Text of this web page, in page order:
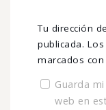
Tu dirección
publicada.
marcados con
Guarda
web en